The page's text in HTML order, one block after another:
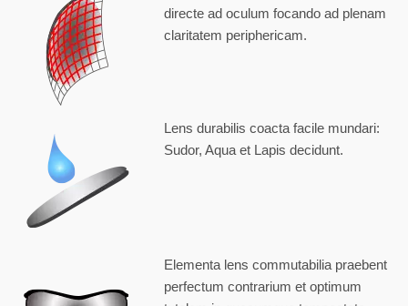
directe ad oculum focando ad plenam
claritatem periphericam.
Lens durabilis coacta facile mundari:
Sudor, Aqua et Lapis decidunt.
Elementa lens commutabilia praebent
perfectum contrarium et optimum